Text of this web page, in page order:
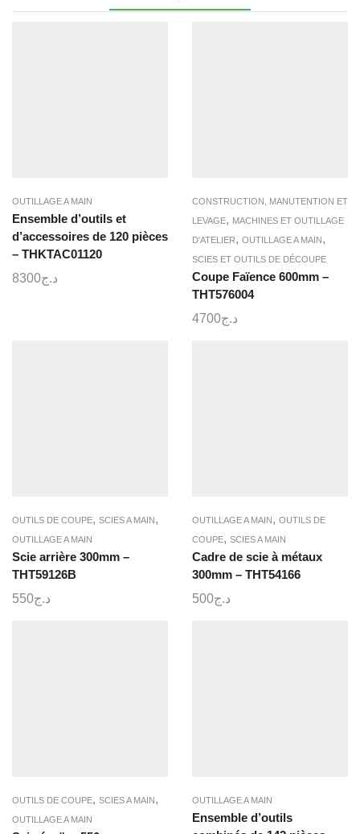
OUTILLAGE A MAIN
Ensemble d’outils et
d’accessoires de 120 pièces
– THKTAC01120
د.ج8300
CONSTRUCTION, MANUTENTION ET
LEVAGE, MACHINES ET OUTILLAGE
D'ATELIER, OUTILLAGE A MAIN,
SCIES ET OUTILS DE DÉCOUPE
Coupe Faïence 600mm –
THT576004
د.ج4700
OUTILS DE COUPE, SCIES A MAIN,
OUTILLAGE A MAIN
Scie arrière 300mm –
THT59126B
د.ج550
OUTILLAGE A MAIN, OUTILS DE
COUPE, SCIES A MAIN
Cadre de scie à métaux
300mm – THT54166
د.ج500
OUTILS DE COUPE, SCIES A MAIN,
OUTILLAGE A MAIN
OUTILLAGE A MAIN
Ensemble d’outils